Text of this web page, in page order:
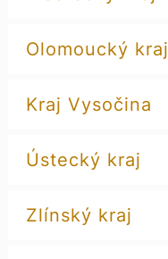
Olomoucký kraj
Kraj Vysočina
Ústecký kraj
Zlínský kraj